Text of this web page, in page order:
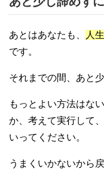
あとはあなたも、
人
です。
それまでの間、あと
もっとよい方法はな
か、考えて実行して
いってください。
うまくいかないから